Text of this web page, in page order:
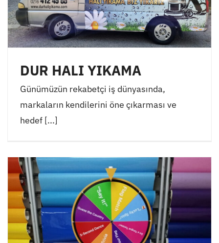
DUR HALI YIKAMA
Günümüzün rekabetçi iş dünyasında,
markaların kendilerini öne çıkarması ve
hedef [...]